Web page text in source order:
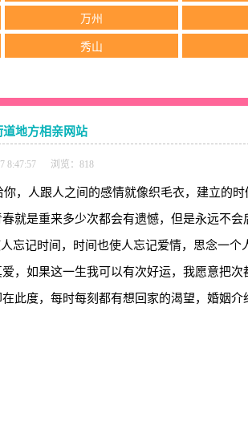
万州
秀山
地方相亲网站
8:47:57 浏览：818
，人跟人之间的感情就像织毛衣，建立的
是重来多少次都会有遗憾，但是永远不
记时间，时间也使人忘记爱情，思念一
如果这一生我可以有次好运，我愿意把
此度，每时每刻都有想回家的渴望，婚姻